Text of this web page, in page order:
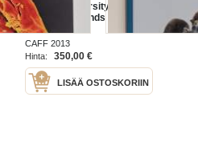
Arctic biodiversity assessment :
status and trends in Arctic
biodiversity
CAFF 2013
Hinta:
350,00 €
LISÄÄ OSTOSKORIIN